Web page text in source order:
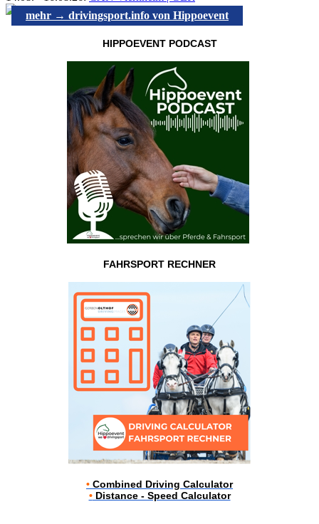
mehr → drivingsport.info von Hippoevent
HIPPOEVENT PODCAST
FAHRSPORT RECHNER
• Combined Driving Calculator
•Distance - Speed Calculator